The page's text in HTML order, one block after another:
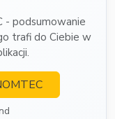
- podsumowanie
trafi do Ciebie w